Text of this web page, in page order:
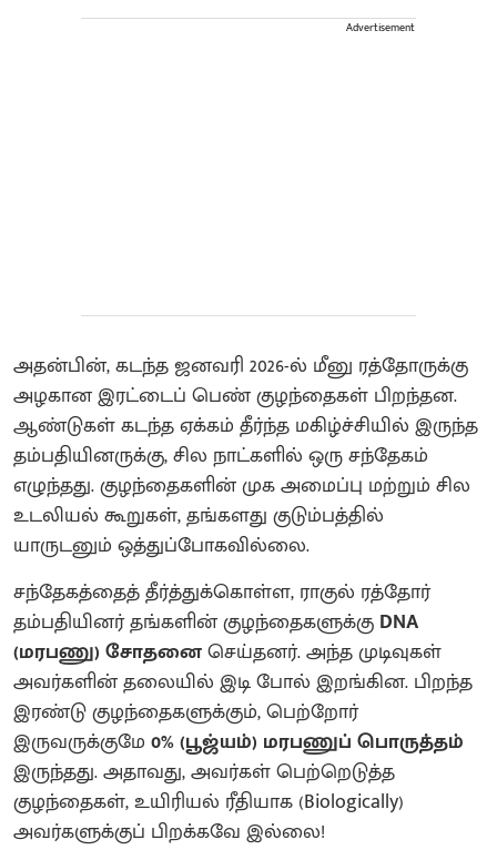
Advertisement
அதன்பின், கடந்த ஜனவரி 2026-ல் மீனு ரத்தோருக்கு
அழகான இரட்டைப் பெண் குழந்தைகள் பிறந்தன.
ஆண்டுகள் கடந்த ஏக்கம் தீர்ந்த மகிழ்ச்சியில் இருந்த
தம்பதியினருக்கு, சில நாட்களில் ஒரு சந்தேகம்
எழுந்தது. குழந்தைகளின் முக அமைப்பு மற்றும் சில
உடலியல் கூறுகள், தங்களது குடும்பத்தில்
யாருடனும் ஒத்துப்போகவில்லை.
சந்தேகத்தைத் தீர்த்துக்கொள்ள, ராகுல் ரத்தோர்
தம்பதியினர் தங்களின் குழந்தைகளுக்கு DNA
(மரபணு) சோதனைசெய்தனர். அந்த முடிவுகள்
அவர்களின் தலையில் இடி போல் இறங்கின. பிறந்த
இரண்டு குழந்தைகளுக்கும், பெற்றோர்
இருவருக்குமே 0% (பூஜ்யம்) மரபணுப் பொருத்தம்
இருந்தது. அதாவது, அவர்கள் பெற்றெடுத்த
குழந்தைகள், உயிரியல் ரீதியாக (Biologically)
அவர்களுக்குப் பிறக்கவே இல்லை!